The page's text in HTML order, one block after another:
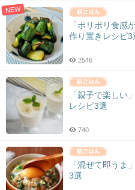
NEW
「ポリポリ食感
作り置きレシピ3
2546
「親子で楽しい
レシピ3選
740
「混ぜて即うま
3選